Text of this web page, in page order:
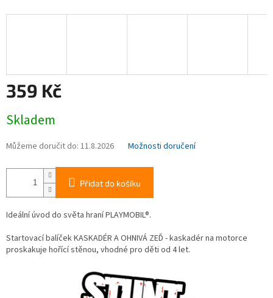
359 Kč
cena:
Skladem
Můžeme doručit do: 11.8.2026 Možnosti doručení
Přidat do košíku
Ideální úvod do světa hraní PLAYMOBIL®.
Startovací balíček KASKADÉR A OHNIVÁ ZEĎ - kaskadér na motorce
proskakuje hořící stěnou, vhodné pro děti od 4 let.